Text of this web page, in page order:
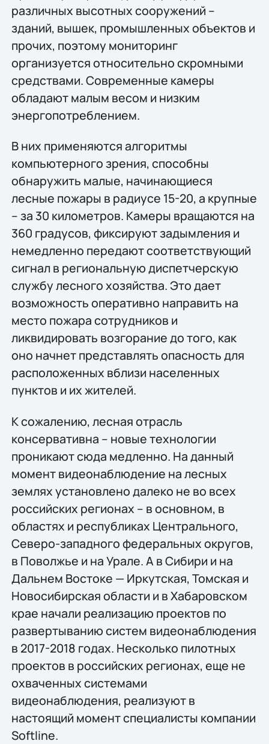
различных высотных сооружений –
зданий, вышек, промышленных объектов и
прочих, поэтому мониторинг
организуется относительно скромными
средствами. Современные камеры
обладают малым весом и низким
энергопотреблением.
В них применяются алгоритмы
компьютерного зрения, способны
обнаружить малые, начинающиеся
лесные пожары в радиусе 15-20, а крупные
– за 30 километров. Камеры вращаются на
360 градусов, фиксируют задымления и
немедленно передают соответствующий
сигнал в региональную диспетчерскую
службу лесного хозяйства. Это дает
возможность оперативно направить на
место пожара сотрудников и
ликвидировать возгорание до того, как
оно начнет представлять опасность для
расположенных вблизи населенных
пунктов и их жителей.
К сожалению, лесная отрасль
консервативна – новые технологии
проникают сюда медленно. На данный
момент видеонаблюдение на лесных
землях установлено далеко не во всех
российских регионах – в основном, в
областях и республиках Центрального,
Северо-западного федеральных округов,
в Поволжье и на Урале. А в Сибири и на
Дальнем Востоке — Иркутская, Томская и
Новосибирская области и в Хабаровском
крае начали реализацию проектов по
развертыванию систем видеонаблюдения
в 2017-2018 годах. Несколько пилотных
проектов в российских регионах, еще не
охваченных системами
видеонаблюдения, реализуют в
настоящий момент специалисты компании
Softline.